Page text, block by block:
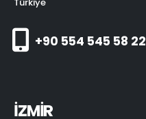
+90 554 545 58 22
İZMİR